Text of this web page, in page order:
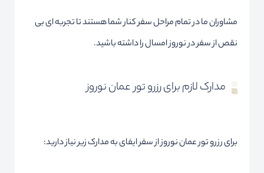
مشاوران ما در تمام مراحل سفر کنار شما هستند تا تجربه ای بی
نقص از سفر در نوروز امسال را داشته باشید.
مدارک لازم برای رزرو تور عمان نوروز
برای رزرو تور عمان نوروز از سفر ایفای به مدارک زیر نیاز دارید: